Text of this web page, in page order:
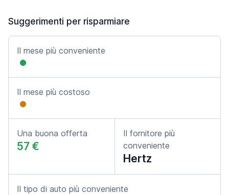
Suggerimenti per risparmiare
Il mese più conveniente
Il mese più costoso
Una buona offerta
57 €
Il fornitore più
conveniente
Hertz
Il tipo di auto più conveniente